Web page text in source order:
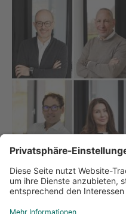
Wir beraten Sie
Unser Vertriebsteam steht